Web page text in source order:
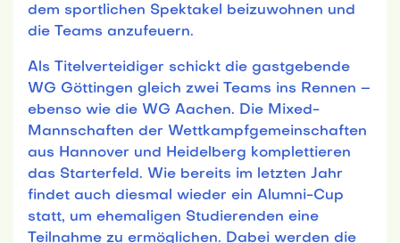
dem sportlichen Spektakel beizuwohnen und
die Teams anzufeuern.
Als Titelverteidiger schickt die gastgebende
WG Göttingen gleich zwei Teams ins Rennen –
ebenso wie die WG Aachen. Die Mixed-
Mannschaften der Wettkampfgemeinschaften
aus Hannover und Heidelberg komplettieren
das Starterfeld. Wie bereits im letzten Jahr
findet auch diesmal wieder ein Alumni-Cup
statt, um ehemaligen Studierenden eine
Teilnahme zu ermöglichen. Dabei werden die